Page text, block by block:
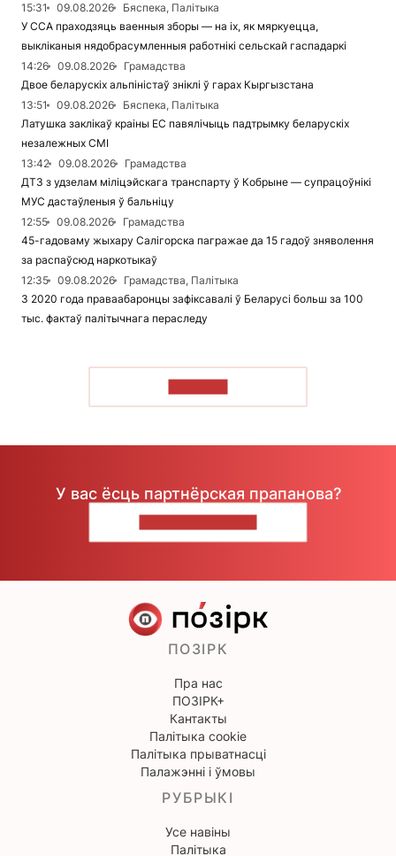
15:31
09.08.2026
Бяспека, Палітыка
У ССА праходзяць ваенныя зборы — на іх, як мяркуецца,
выкліканыя нядобрасумленныя работнікі сельскай гаспадаркі
14:26
09.08.2026
Грамадства
Двое беларускіх альпіністаў зніклі ў гарах Кыргызстана
13:51
09.08.2026
Бяспека, Палітыка
Латушка заклікаў краіны ЕС павялічыць падтрымку беларускіх
незалежных СМІ
13:42
09.08.2026
Грамадства
ДТЗ з удзелам міліцэйскага транспарту ў Кобрыне — супрацоўнікі
МУС дастаўленыя ў бальніцу
12:55
09.08.2026
Грамадства
45-гадоваму жыхару Салігорска пагражае да 15 гадоў зняволення
за распаўсюд наркотыкаў
12:35
09.08.2026
Грамадства, Палітыка
З 2020 года праваабаронцы зафіксавалі ў Беларусі больш за 100
тыс. фактаў палітычнага пераследу
У вас ёсць партнёрская прапанова?
ПОЗІРК
Пра нас
ПОЗІРК+
Кантакты
Палітыка cookie
Палітыка прыватнасці
Палажэнні і ўмовы
РУБРЫКІ
Усе навіны
Палітыка